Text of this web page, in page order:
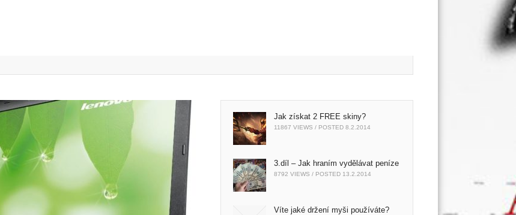
Jak získat 2 FREE skiny?
11867 VIEWS / POSTED 8.2.2014
3.díl – Jak hraním vydělávat peníze
8792 VIEWS / POSTED 13.2.2014
Víte jaké držení myši používáte?